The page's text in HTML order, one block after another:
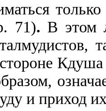
71). В этом
и приход